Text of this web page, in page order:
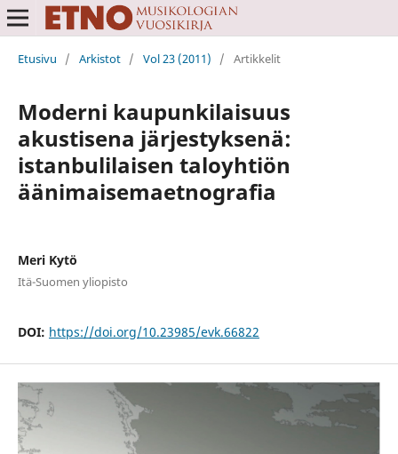
Etusivu / Arkistot / Vol 23 (2011) / Artikkelit
Moderni kaupunkilaisuus
akustisena järjestyksenä:
istanbulilaisen taloyhtiön
äänimaisemaetnografia
Meri Kytö
Itä-Suomen yliopisto
DOI: https://doi.org/10.23985/evk.66822